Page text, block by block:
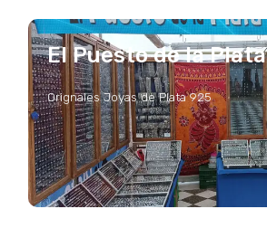
El Puesto de la Plata
Orignales Joyas de Plata 925